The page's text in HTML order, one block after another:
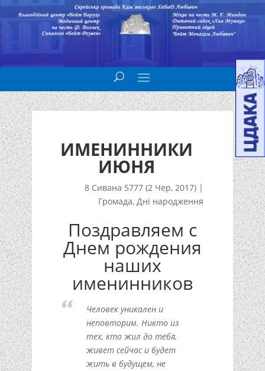
ИМЕНИННИКИ
ИЮНЯ
8 Сивана 5777 (2 Чер, 2017) |
Громада,Дні народження
Поздравляем с
Днем рождения
наших
именинников
Человек уникален и
неповторим. Никто из
тех, кто жил до тебя,
живет сейчас и будет
жить в будущем, не